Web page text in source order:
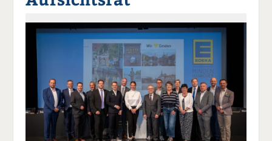
uf
F
b
o
o
k
te
wi
tt
er
n
uf
Li
n
k
e
di
n
te
il
er
E
l
v
er
se
n
ru